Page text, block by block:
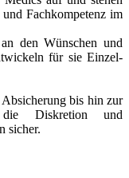
Fachkompetenz im
den Wünschen und
für sie Einzel-
bis hin zur
die Diskretion und
sicher.